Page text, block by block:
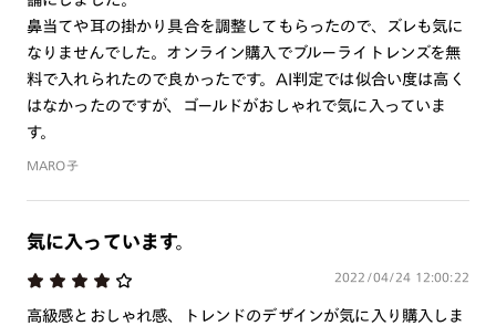
鼻当てや耳の掛かり具合を調整してもらったので、ズレも気に
なりませんでした。オンライン購入でブルーライトレンズを無
料で入れられたので良かったです。AI判定では似合い度は高く
はなかったのですが、ゴールドがおしゃれで気に入っていま
す。
MARO子
気に入っています。
2022/04/24 12:00:22
高級感とおしゃれ感、トレンドのデザインが気に入り購入しま